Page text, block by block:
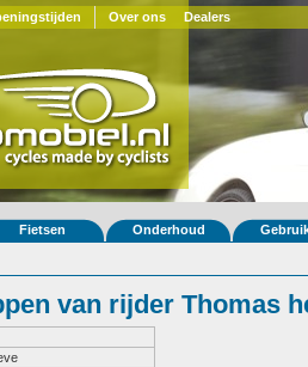
Over ons Dealers
Fietsen Onderhoud
van rijder Thomas